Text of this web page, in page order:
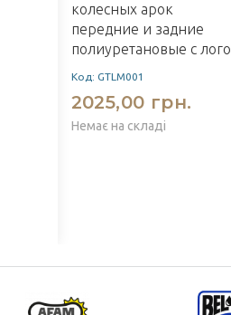
колесных арок
передние и задние
полиуретановые с лого
Код: GTLM001
2025,00 грн.
Немає на складі